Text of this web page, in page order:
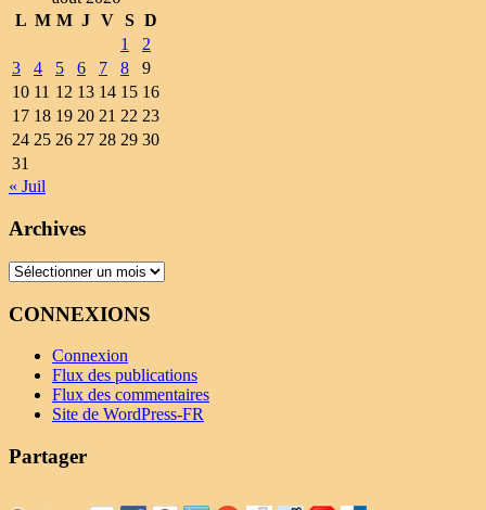
L M M J V S D
1
2
3
4 5 6 7 8
9
10 11 12 13 14 15 16
17 18 19 20 21 22 23
24 25 26 27 28 29 30
31
« Juil
Archives
Archives
CONNEXIONS
Connexion
Flux des publications
Flux des commentaires
Site de WordPress-FR
Partager